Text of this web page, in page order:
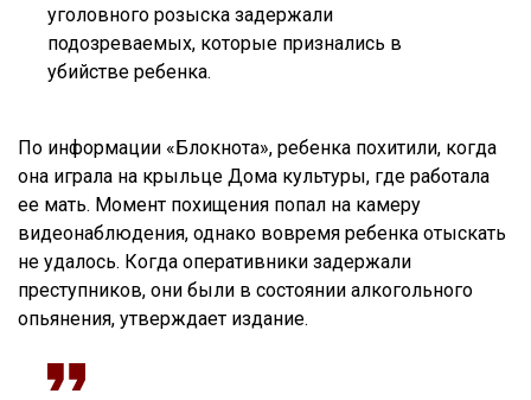
уголовного розыска задержали
подозреваемых, которые признались в
убийстве ребенка.
По информации «Блокнота», ребенка похитили, когда
она играла на крыльце Дома культуры, где работала
ее мать. Момент похищения попал на камеру
видеонаблюдения, однако вовремя ребенка отыскать
не удалось. Когда оперативники задержали
преступников, они были в состоянии алкогольного
опьянения, утверждает издание.